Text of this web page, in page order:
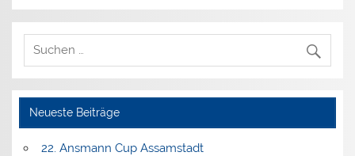
Neueste Beiträge
22. Ansmann Cup Assamstadt